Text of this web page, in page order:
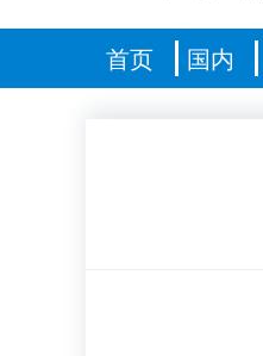
首页 国内